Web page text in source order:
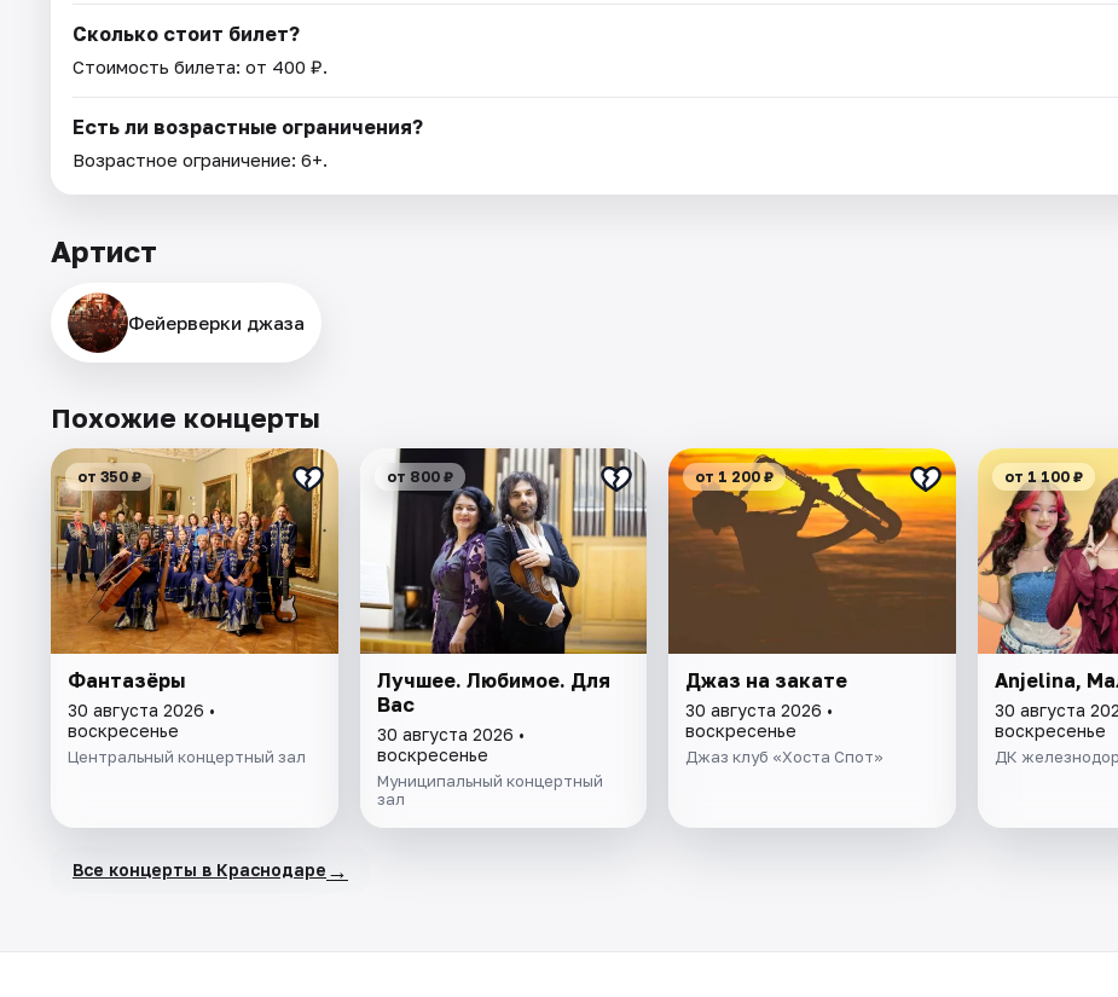
Сколько стоит билет?
Стоимость билета: от 400 ₽.
Есть ли возрастные ограничения?
Возрастное ограничение: 6+.
Артист
Фейерверки джаза
Похожие концерты
от 350 ₽
Фантазёры
30 августа 2026 •
воскресенье
Центральный концертный зал
от 800 ₽
Лучшее. Любимое. Для
Вас
30 августа 2026 •
воскресенье
Муниципальный концертный
зал
от 1 200 ₽
Джаз на закате
30 августа 2026 •
воскресенье
Джаз клуб «Хоста Спот»
от 1 100 ₽
Anjelina,
30 августа
воскресенье
ДК
Все концерты в Краснодаре →